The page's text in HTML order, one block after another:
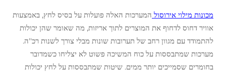
מכונות מילוי אירוסול המערכות האלה פועלות על בסיס לחץ, באמצעות
אוויר דחוס לדחוף את המוצרים לתוך אריזות, מה שאומר שהן יכולות
להתמודד עם מגוון רחב של תערובות שונות מבלי צורך לשנות רכ''ה.
מערכות שמתבססות על כוח המשיכה פשוט לא יצליחו כשמדובר
בחומרים שסמייכים יותר ממים. שיטות שמתבססות על לחץ יכולות